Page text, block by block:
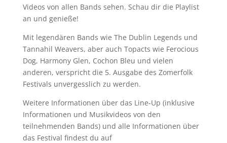
Videos von allen Bands sehen. Schau dir die Playlist
an und genieße!
Mit legendären Bands wie The Dublin Legends und
Tannahil Weavers, aber auch Topacts wie Ferocious
Dog, Harmony Glen, Cochon Bleu und vielen
anderen, verspricht die 5. Ausgabe des Zomerfolk
Festivals unvergesslich zu werden.
Weitere Informationen über das Line-Up (inklusive
Informationen und Musikvideos von den
teilnehmenden Bands) und alle Informationen über
das Festival findest du auf